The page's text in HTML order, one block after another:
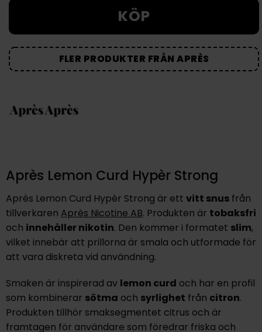
KÖP
FLER PRODUKTER FRÅN APRÈS
Après Lemon Curd Hypèr Strong
Après Lemon Curd Hypèr Strong är ett vitt snusfrån
tillverkaren Après Nicotine AB. Produkten är tobaksfri
och innehåller nikotin. Den kommer i formatet slim,
vilket innebär att prillorna är smala och utformade för
att vara diskreta vid användning.
Smaken är inspirerad av lemon curd och har en profil
som kombinerar sötma och syrlighet från citron.
Produkten tillhör smaksegmentet citrus och är
framtagen för användare som föredrar friska och